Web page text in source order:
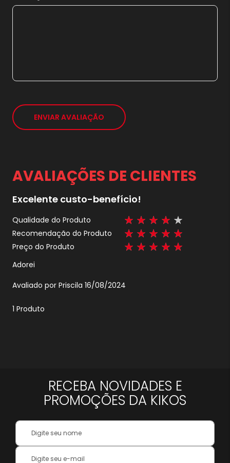
15xsem juros de 272,67
19xsem juros de 215,26
20xsem juros de
21xsem juros de
ENVIAR AVALIAÇÃO
AVALIAÇÕES DE CLIENTES
Excelente custo-benefício!
Qualidade do Produto
80%
Recomendação do Produto
100%
Preço do Produto
Adorei
Avaliado por Priscila Enviado
16/08/2024
1 Produto
RECEBA NOVIDADES E
PROMOÇÕES DA KIKOS
Your
Name:
Inscreva-